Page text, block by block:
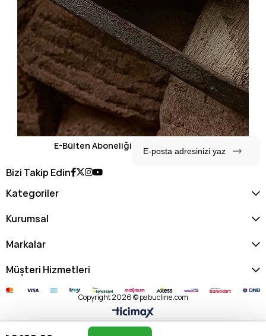
E-Bülten Aboneliği
Bizi Takip Edin
Kategoriler
Kurumsal
Markalar
Müşteri Hizmetleri
Copyright 2026 © pabucline.com